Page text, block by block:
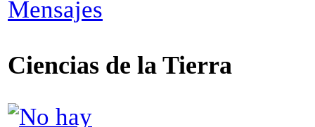
Ciencias de la Tierra